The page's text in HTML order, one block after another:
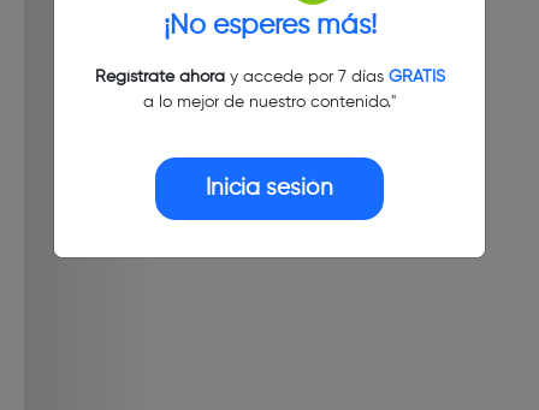
¡No esperes más!
Regístrate ahoray accede por 7 días GRATIS
a lo mejor de nuestro contenido."
Inicia sesión